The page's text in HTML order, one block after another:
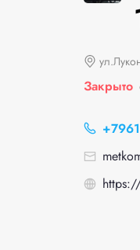
Закрыто